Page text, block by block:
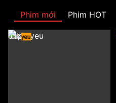
Phim mới Phim HOT
odd